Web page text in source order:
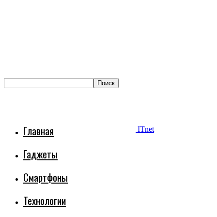
ITnet
Главная
Гаджеты
Смартфоны
Технологии